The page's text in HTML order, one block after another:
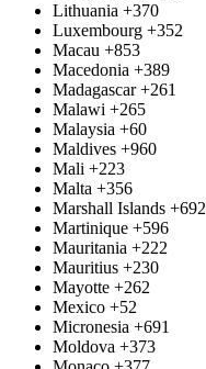
Lithuania +370
Luxembourg +352
Macau +853
Macedonia +389
Madagascar +261
Malawi +265
Malaysia +60
Maldives +960
Mali +223
Malta +356
Marshall Islands +692
Martinique +596
Mauritania +222
Mauritius +230
Mayotte +262
Mexico +52
Micronesia +691
Moldova +373